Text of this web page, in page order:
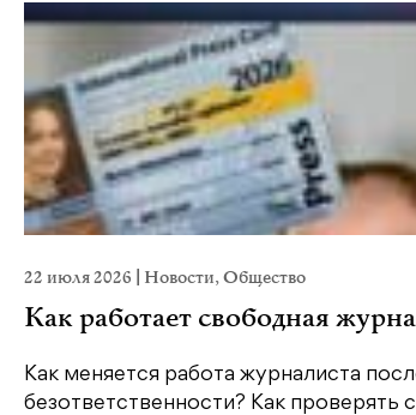
22 июля 2026 Новости,Общество
Как работает свободная
Как меняется работа журналиста
безответственности? Как проверять